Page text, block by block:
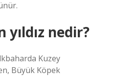
yıldız nedir?
Kuzey
Büyük Köpek